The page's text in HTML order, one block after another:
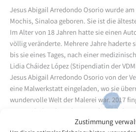
Zustimmung
Jesus Abigail Arredondo Osorio wurde am
Mochis, Sinaloa geboren. Sie ist die
Im Alter von 18 Jahren hatte sie einen
völlig veränderte. Mehrere Jahre haderte
bis sie eines Tages, nach einer
Lidia Cháidez López (Stipendiatin der
Jesus Abigail Arredondo Osorio von der
eine Malwerkstatt eingeladen, wo sie
wundervolle Welt der Malerei war. 2017
Unterricht bei der Lehrerin Lidia Cháidez
persönlichen Workshop und in der Arnulf